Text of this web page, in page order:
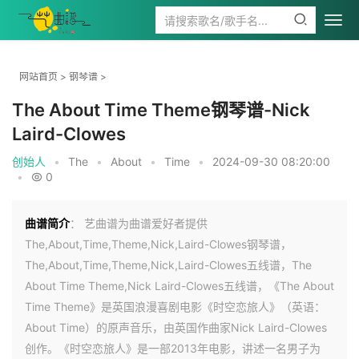
网站首页 > 钢琴谱 >
The About Time Theme钢琴谱-Nick
Laird-Clowes
创始人 • The • About • Time •
2024-09-30 08:20:00
•
0
曲谱简介： 艺曲谱为曲谱爱好者提供
The,About,Time,Theme,Nick,Laird-Clowes钢琴谱，
The,About,Time,Theme,Nick,Laird-Clowes五线谱，The
About Time Theme,Nick Laird-Clowes五线谱，《The About
Time Theme》是英国浪漫喜剧电影《时空恋旅人》（英语：
About Time）的原声音乐，由英国作曲家Nick Laird-Clowes
创作。《时空恋旅人》是一部2013年电影，讲述一名男子为